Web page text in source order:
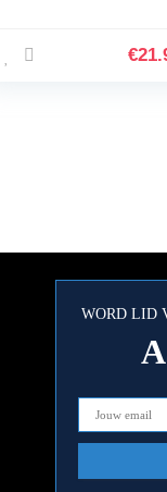
Ervaring,Meeslepend
€
WORD LID